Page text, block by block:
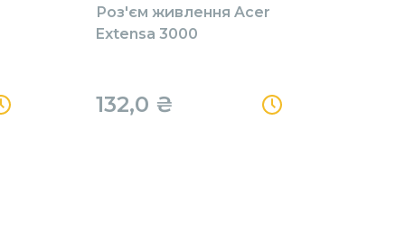
Роз'єм живлення Acer
Extensa 3000
132,0 ₴